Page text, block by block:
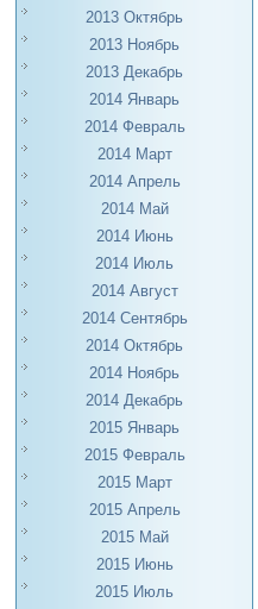
2013 Октябрь
2013 Ноябрь
2013 Декабрь
2014 Январь
2014 Февраль
2014 Март
2014 Апрель
2014 Май
2014 Июнь
2014 Июль
2014 Август
2014 Сентябрь
2014 Октябрь
2014 Ноябрь
2014 Декабрь
2015 Январь
2015 Февраль
2015 Март
2015 Апрель
2015 Май
2015 Июнь
2015 Июль